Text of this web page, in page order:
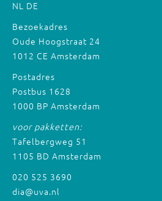
NL DE
Bezoekadres
Oude Hoogstraat 24
1012 CE Amsterdam
Postadres
Postbus 1628
1000 BP Amsterdam
voor pakketten:
Tafelbergweg 51
1105 BD Amsterdam
020 525 3690
dia@uva.nl